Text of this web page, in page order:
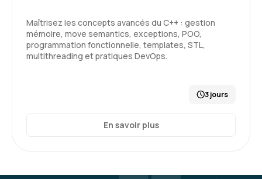
Maîtrisez les concepts avancés du C++ : gestion
mémoire, move semantics, exceptions, POO,
programmation fonctionnelle, templates, STL,
multithreading et pratiques DevOps.
3 jours
En savoir plus